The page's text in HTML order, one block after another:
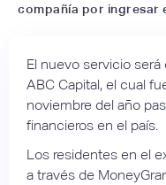
compañía por ingresar
El nuevo servicio
ABC Capital, el cual
noviembre del año
financieros en el país.
Los residentes en el
a través de